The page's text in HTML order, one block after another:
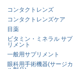
コンタクトレンズ
コンタクトレンズケア
目薬
ビタミン・ミネラル サプ
リメント
一般用サプリメント
眼科用手術機器(サージカ